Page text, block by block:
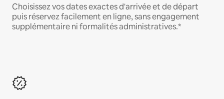
Choisissez vos dates exactes d'arrivée et de départ
puis réservez facilement en ligne, sans engagement
supplémentaire ni formalités administratives.*